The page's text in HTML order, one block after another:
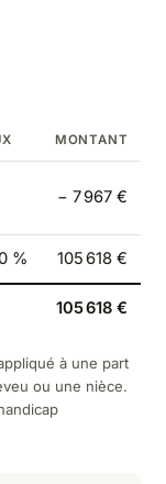
MONTANT
− 7 967 €
% 105 618 €
105 618 €
à une part
ou une nièce.